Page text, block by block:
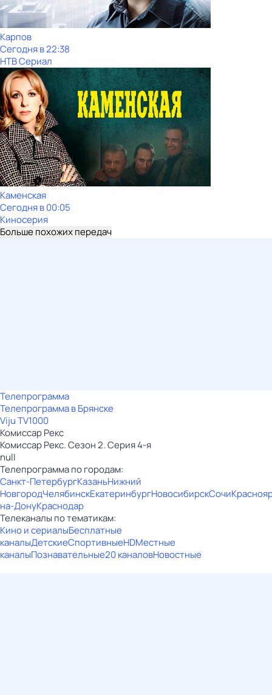
Карпов
Сегодня в 22:38
НТВ Сериал
Каменская
Сегодня в 00:05
Киносерия
Больше похожих передач
Телепрограмма
Телепрограмма в Брянске
Viju TV1000
Комиссар Рекс
Комиссар Рекс. Сезон 2. Серия 4-я
null
Телепрограмма по городам:
Санкт-ПетербургКазаньНижний
НовгородЧелябинскЕкатеринбургНовосибирскСочи
на-ДонуКраснодар
Телеканалы по тематикам:
Кино и сериалыБесплатные
каналыДетскиеСпортивныеHDМестные
каналыПознавательные20 каналовНовостные